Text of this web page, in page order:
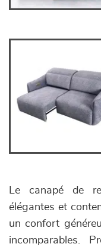
Le canapé de
élégantes et
un confort
incomparables.